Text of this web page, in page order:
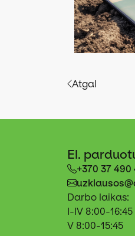
Atgal
El.
+370 37 490
Darbo laikas:
I-IV 8:00-16:45
V 8:00-15:45